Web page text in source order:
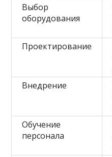
Выбор
оборудования
Проектирование
Внедрение
Обучение
персонала